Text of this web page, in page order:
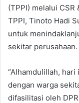
(TPPI) melalui
TPPI, Tinoto Hadi
untuk
sekitar perusahaan.
“Alhamdulillah,
dengan warga
difasilitasi oleh